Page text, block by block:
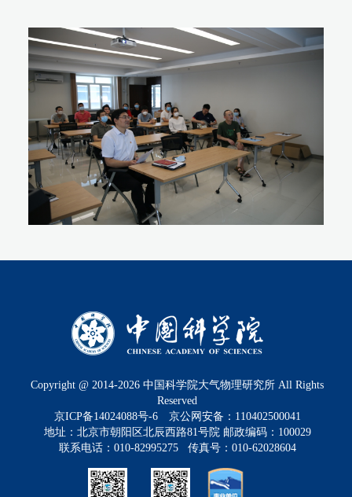
Copyright @ 2014-2026 中国科学院大气物理研究所 All Rights
Reserved
京ICP备14024088号-6
京公网安备：110402500041
地址：北京市朝阳区北辰西路81号院 邮政编码：100029
联系电话：010-82995275 传真号：010-62028604